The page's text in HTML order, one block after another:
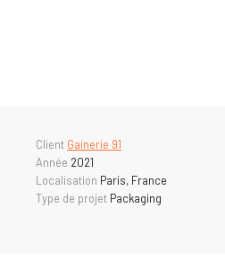
Client Gainerie 91
Année 2021
Localisation Paris, France
Type de projet Packaging